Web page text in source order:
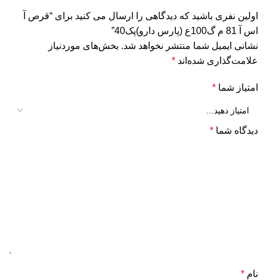
اولین نفری باشید که دیدگاهی را ارسال می کنید برای “قرص آ
اس آ 81 م گ100ع (پارس دارو)پک40”
نشانی ایمیل شما منتشر نخواهد شد. بخش‌های موردنیاز
علامت‌گذاری شده‌اند *
امتیاز شما *
دیدگاه شما *
نام *